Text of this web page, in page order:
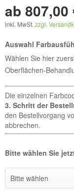
ab 807,00
inkl. MwSt. zzgl.
Auswahl
Wählen Sie hier
Oberflächen-
Die einzelnen
3. Schritt der
den Bestellvorgang
abbrechen.
Bitte wählen Sie